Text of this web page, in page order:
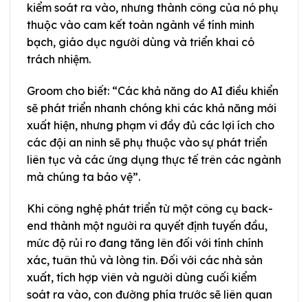
kiểm soát ra vào, nhưng thành công của nó phụ
thuộc vào cam kết toàn ngành về tính minh
bạch, giáo dục người dùng và triển khai có
trách nhiệm.
Groom cho biết: “Các khả năng do AI điều khiển
sẽ phát triển nhanh chóng khi các khả năng mới
xuất hiện, nhưng phạm vi đầy đủ các lợi ích cho
các đội an ninh sẽ phụ thuộc vào sự phát triển
liên tục và các ứng dụng thực tế trên các ngành
mà chúng ta bảo vệ”.
Khi công nghệ phát triển từ một công cụ back-
end thành một người ra quyết định tuyến đầu,
mức độ rủi ro đang tăng lên đối với tính chính
xác, tuân thủ và lòng tin. Đối với các nhà sản
xuất, tích hợp viên và người dùng cuối kiểm
soát ra vào, con đường phía trước sẽ liên quan